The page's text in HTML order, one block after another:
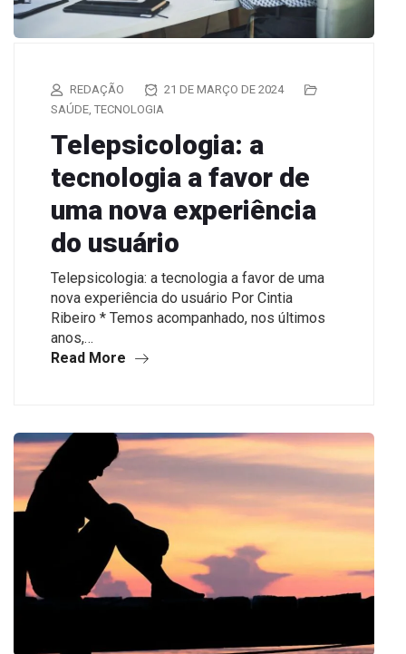
REDAÇÃO
21 DE MARÇO DE 2024
SAÚDE, TECNOLOGIA
Telepsicologia: a
tecnologia a favor de
uma nova experiência
do usuário
Telepsicologia: a tecnologia a favor de uma
nova experiência do usuário Por Cintia
Ribeiro * Temos acompanhado, nos últimos
anos,…
Read More